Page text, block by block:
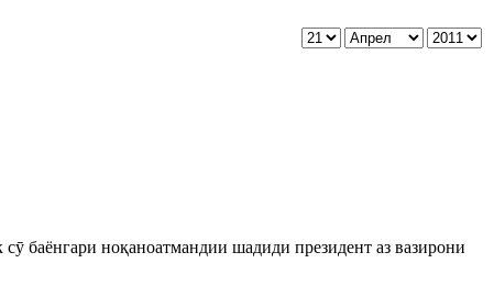
баёнгари ноқаноатмандии шадиди президент аз вазирони